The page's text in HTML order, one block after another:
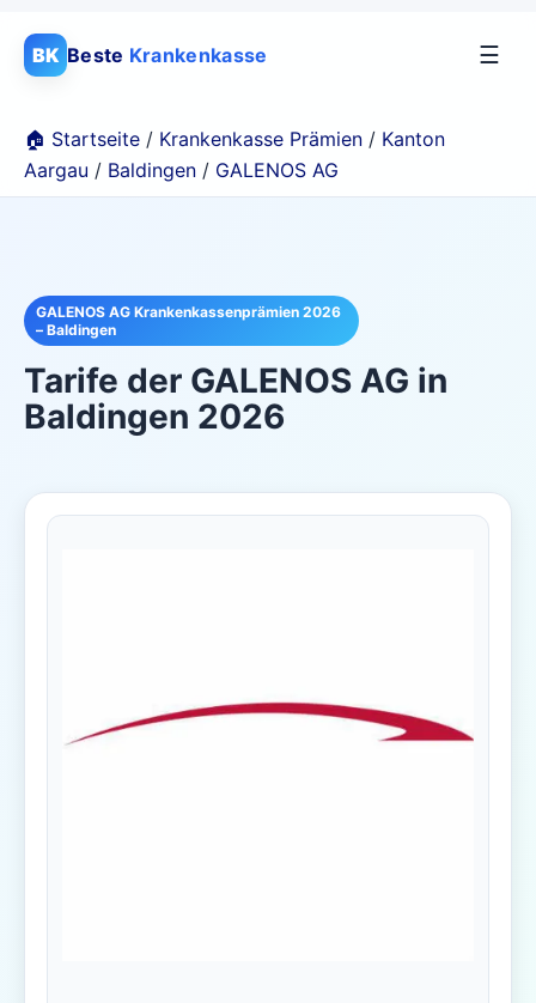
BK Beste Krankenkasse ☰
🏠 Startseite / Krankenkasse Prämien / Kanton
Aargau / Baldingen / GALENOS AG
GALENOS AG Krankenkassenprämien 2026
– Baldingen
Tarife der GALENOS AG in
Baldingen 2026